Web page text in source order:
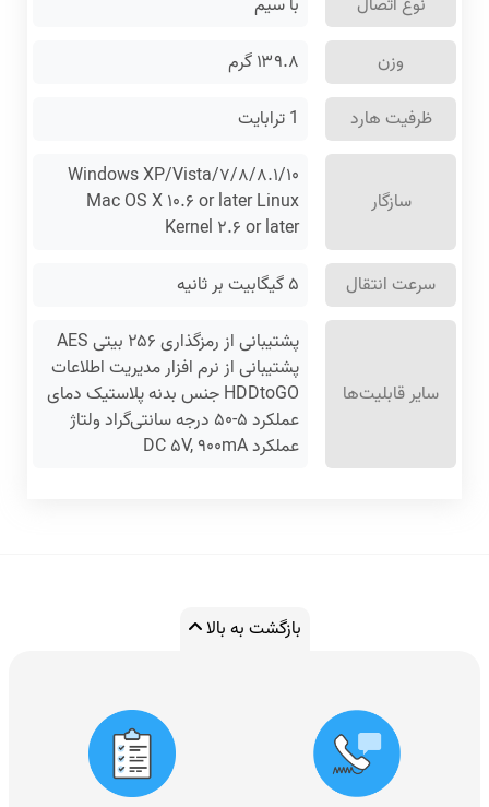
وزن
۱۳۹.۸ گرم
ظرفیت هارد
1 ترابایت
سازگار
Windows XP/Vista/۷/۸/۸.۱/۱۰
Mac OS X ۱۰.۶ or later Linux
Kernel ۲.۶ or later
سرعت انتقال
۵ گیگابیت بر ثانیه
سایر قابلیت‌ها
پشتیبانی از رمزگذاری ۲۵۶ بیتی AES
پشتیبانی از نرم افزار مدیریت اطلاعات
HDDtoGO جنس بدنه پلاستیک دمای
عملکرد ۵-۵۰ درجه سانتی‌گراد ولتاژ
عملکرد DC ۵V, ۹۰۰mA
بازگشت به بالا